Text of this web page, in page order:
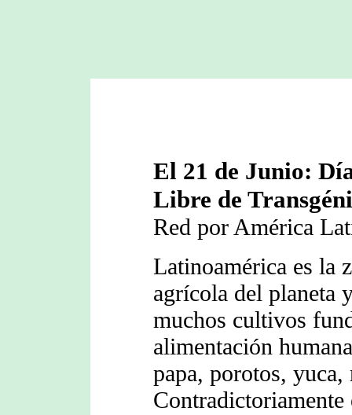
El 21 de Junio:
Libre de
Red por América
Latinoamérica es la
agrícola del planeta
muchos cultivos
alimentación
papa, porotos,